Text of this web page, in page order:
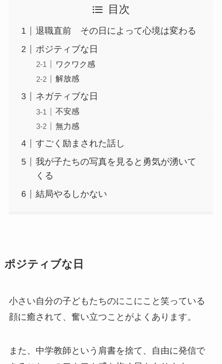
目次
退職直前 その日によって心境は変わる
ポジティブな日
ワクワク感
解放感
ネガティブな日
不安感
無力感
すごく励まされた話し
我が子たちの写真を見ると勇気が湧いて
くる
結局やるしかない
ポジティブな日
小さい自分の子どもたちのにこにこと笑っている
顔に癒されて、奮い立つことがよくあります。
また、中学教師という肩書を捨て、自由に発信で